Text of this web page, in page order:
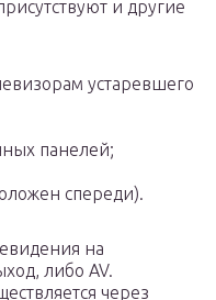
и другие
устаревшего
панелей;
спереди).
на
либо AV.
через